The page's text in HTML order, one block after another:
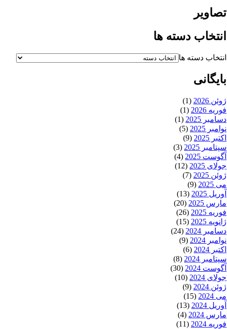
تصاویر
انتخاب دسته ها
انتخاب دسته ها
بایگانی
ژوئن 2026
(1)
فوریه 2026
(1)
دسامبر 2025
(1)
نوامبر 2025
(5)
اکتبر 2025
(9)
سپتامبر 2025
(3)
آگوست 2025
(4)
جولای 2025
(12)
ژوئن 2025
(7)
می 2025
(9)
آوریل 2025
(13)
مارس 2025
(20)
فوریه 2025
(26)
ژانویه 2025
(15)
دسامبر 2024
(24)
نوامبر 2024
(9)
اکتبر 2024
(6)
سپتامبر 2024
(8)
آگوست 2024
(30)
جولای 2024
(10)
ژوئن 2024
(9)
می 2024
(15)
آوریل 2024
(13)
مارس 2024
(4)
فوریه 2024
(11)